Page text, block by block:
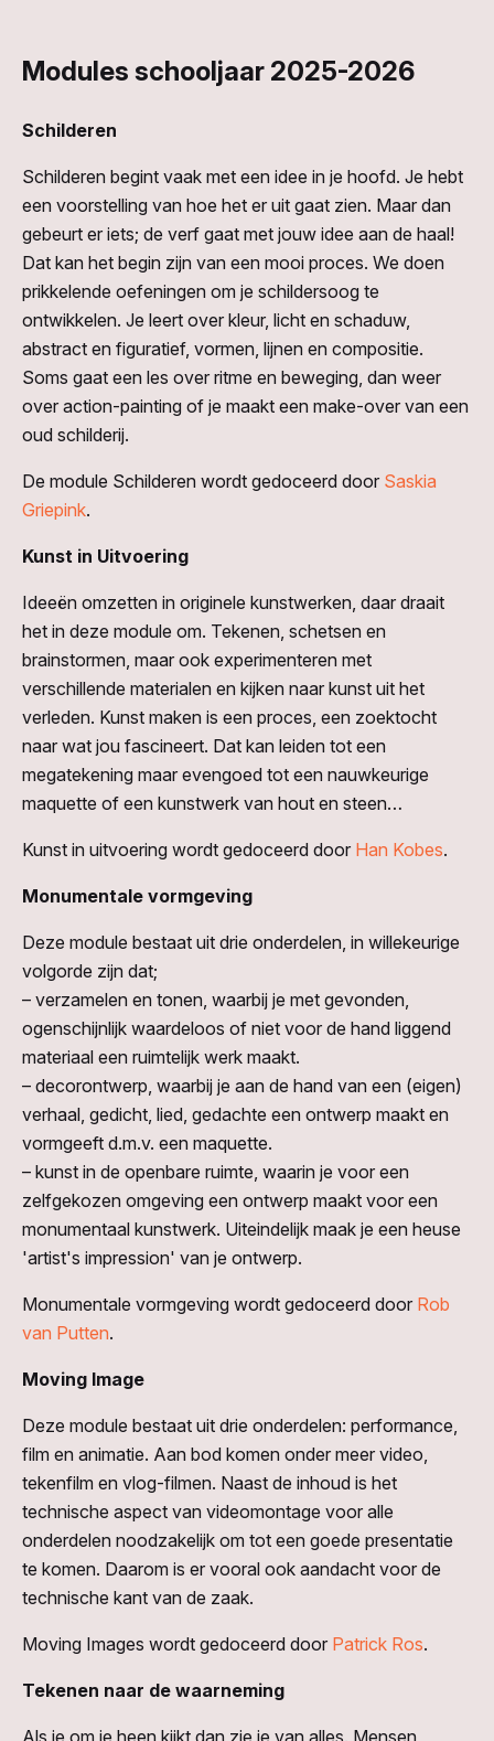
Modules schooljaar 2025-2026
Schilderen
Schilderen begint vaak met een idee in je hoofd. Je hebt
een voorstelling van hoe het er uit gaat zien. Maar dan
gebeurt er iets; de verf gaat met jouw idee aan de haal!
Dat kan het begin zijn van een mooi proces. We doen
prikkelende oefeningen om je schildersoog te
ontwikkelen. Je leert over kleur, licht en schaduw,
abstract en figuratief, vormen, lijnen en compositie.
Soms gaat een les over ritme en beweging, dan weer
over action-painting of je maakt een make-over van een
oud schilderij.
De module Schilderen wordt gedoceerd door Saskia
Griepink.
Kunst in Uitvoering
Ideeën omzetten in originele kunstwerken, daar draait
het in deze module om. Tekenen, schetsen en
brainstormen, maar ook experimenteren met
verschillende materialen en kijken naar kunst uit het
verleden. Kunst maken is een proces, een zoektocht
naar wat jou fascineert. Dat kan leiden tot een
megatekening maar evengoed tot een nauwkeurige
maquette of een kunstwerk van hout en steen…
Kunst in uitvoering wordt gedoceerd door Han Kobes.
Monumentale vormgeving
Deze module bestaat uit drie onderdelen, in willekeurige
volgorde zijn dat;
– verzamelen en tonen, waarbij je met gevonden,
ogenschijnlijk waardeloos of niet voor de hand liggend
materiaal een ruimtelijk werk maakt.
– decorontwerp, waarbij je aan de hand van een (eigen)
verhaal, gedicht, lied, gedachte een ontwerp maakt en
vormgeeft d.m.v. een maquette.
– kunst in de openbare ruimte, waarin je voor een
zelfgekozen omgeving een ontwerp maakt voor een
monumentaal kunstwerk. Uiteindelijk maak je een heuse
'artist's impression' van je ontwerp.
Monumentale vormgeving wordt gedoceerd door Rob
van Putten.
Moving Image
Deze module bestaat uit drie onderdelen: performance,
film en animatie. Aan bod komen onder meer video,
tekenfilm en vlog-filmen. Naast de inhoud is het
technische aspect van videomontage voor alle
onderdelen noodzakelijk om tot een goede presentatie
te komen. Daarom is er vooral ook aandacht voor de
technische kant van de zaak.
Moving Images wordt gedoceerd door Patrick Ros.
Tekenen naar de waarneming